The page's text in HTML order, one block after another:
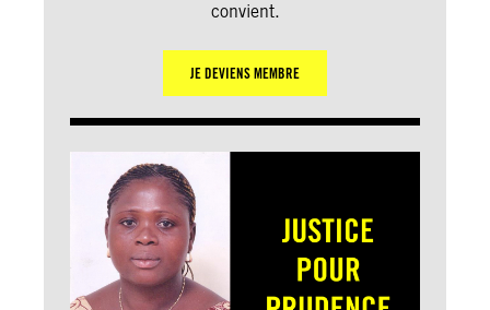
convient.
JE DEVIENS MEMBRE